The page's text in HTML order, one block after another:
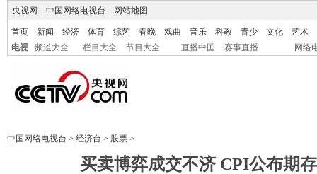
央视网 中国网络电视台 网站地图
首页 新闻 经济 体育 综艺 春晚 戏曲 音乐 科教 青少 文化
艺术
电视
频道大全 栏目大全 节目大全 直播中国 赛事直播 网络
中国网络电视台 > 经济台 > 股票 >
买卖博弈成交不济 CPI公布期